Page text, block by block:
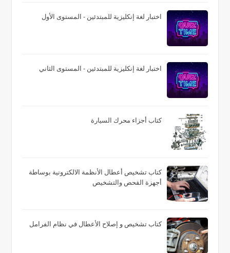
اختبار لغة إنكليزية للمبتدئين - المستوى الأول
اختبار لغة إنكليزية للمبتدئين - المستوى الثاني
كتاب أجزاء محرك السيارة
كتاب تشخيص أعطال الأنظمة الالكترونية بوساطة
أجهزة الفحص والتشخيص
كتاب تشخيص و إصلاح الأعطال في نظام الفرامل